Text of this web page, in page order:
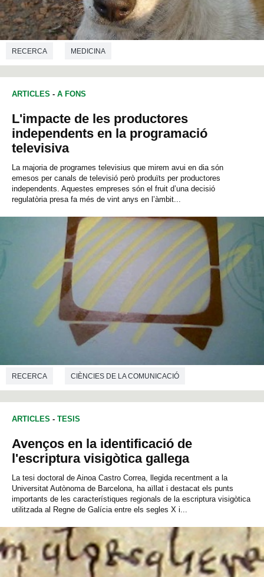
RECERCA MEDICINA
ARTICLES - A FONS
L'impacte de les productores
independents en la programació
televisiva
La majoria de programes televisius que mirem avui en dia són
emesos per canals de televisió però produïts per productores
independents. Aquestes empreses són el fruit d’una decisió
regulatòria presa fa més de vint anys en l’àmbit...
RECERCA CIÈNCIES DE LA COMUNICACIÓ
ARTICLES - TESIS
Avenços en la identificació de
l'escriptura visigòtica gallega
La tesi doctoral de Ainoa Castro Correa, llegida recentment a la
Universitat Autònoma de Barcelona, ha aïllat i destacat els punts
importants de les característiques regionals de la escriptura visigòtica
utilitzada al Regne de Galícia entre els segles X i...